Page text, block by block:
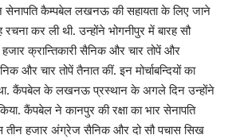
सेनापति कैम्पबेल लखनऊ की सहायता के लिए जाने
रचना कर ली थी. उन्होंने भोगनीपुर में बारह सौ
हजार क्रान्तिकारी सैनिक और चार तोपें और
और चार तोपें तैनात कीं. इन मोर्चाबन्दियों का
था. कैंपबेल के लखनऊ प्रस्थान के अगले दिन उन्होंने
कैंपबेल ने कानपुर की रक्षा का भार सेनापति
तीन हजार अंग्रेज सैनिक और दो सौ पचास सिख